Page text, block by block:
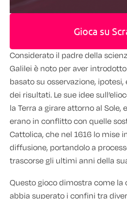
Gioca su
Considerato il padre della
Galilei è noto per aver
basato su osservazione,
dei risultati. Le sue idee
la Terra a girare attorno al Sole,
erano in conflitto con quelle
Cattolica, che nel 1616 lo mise
diffusione, portandolo a
trascorse gli ultimi anni della
Questo gioco dimostra come la
abbia superato i confini tra